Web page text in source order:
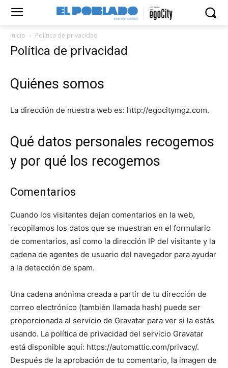
Inicio Política de privacidad
Política de privacidad
Quiénes somos
La dirección de nuestra web es: http://egocitymgz.com.
Qué datos personales recogemos
y por qué los recogemos
Comentarios
Cuando los visitantes dejan comentarios en la web,
recopilamos los datos que se muestran en el formulario
de comentarios, así como la dirección IP del visitante y la
cadena de agentes de usuario del navegador para ayudar
a la detección de spam.
Una cadena anónima creada a partir de tu dirección de
correo electrónico (también llamada hash) puede ser
proporcionada al servicio de Gravatar para ver si la estás
usando. La política de privacidad del servicio Gravatar
está disponible aquí: https://automattic.com/privacy/.
Después de la aprobación de tu comentario, la imagen de